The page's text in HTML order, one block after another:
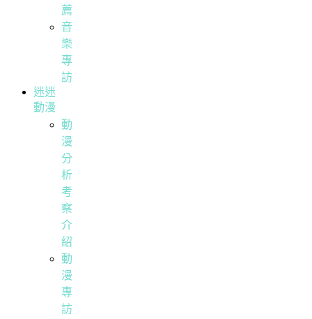
薦
音
樂
專
訪
迷迷
動漫
動
漫
分
析
考
察
介
紹
動
漫
專
訪